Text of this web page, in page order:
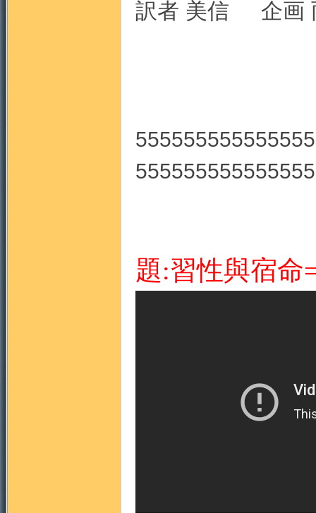
訳者 美信 企画
題:習性與宿命